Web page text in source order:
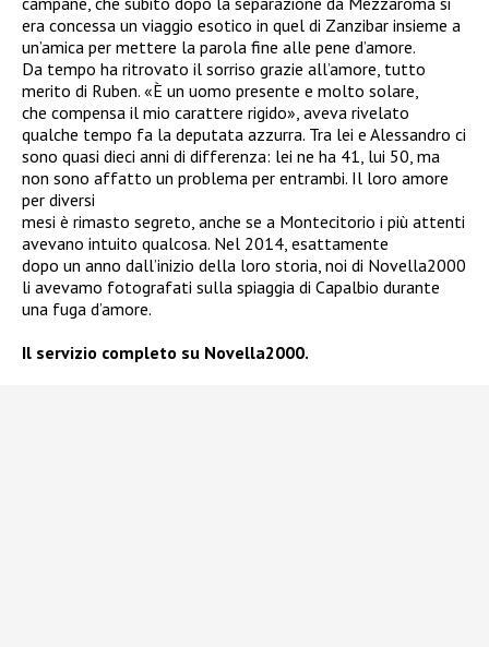
era concessa un viaggio esotico in quel di Zanzibar insieme a
un’amica per mettere la parola fine alle pene d’amore.
Da tempo ha ritrovato il sorriso grazie all’amore, tutto
merito di Ruben. «È un uomo presente e molto solare,
che compensa il mio carattere rigido», aveva rivelato
qualche tempo fa la deputata azzurra. Tra lei e Alessandro ci
sono quasi dieci anni di differenza: lei ne ha 41, lui 50, ma
non sono affatto un problema per entrambi. Il loro amore
per diversi
mesi è rimasto segreto, anche se a Montecitorio i più attenti
avevano intuito qualcosa. Nel 2014, esattamente
dopo un anno dall’inizio della loro storia, noi di Novella2000
li avevamo fotografati sulla spiaggia di Capalbio durante
una fuga d’amore.
Il servizio completo su Novella2000.